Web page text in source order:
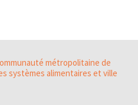
métropolitaine de
systèmes alimentaires et ville